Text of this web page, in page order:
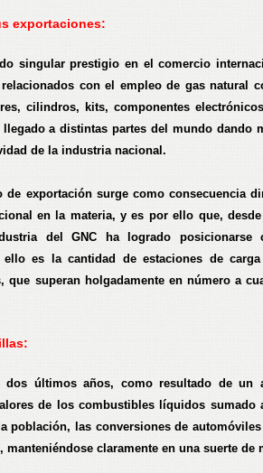
exportaciones:
singular prestigio en el comercio
con el empleo de gas natural
cilindros, kits, componentes
a distintas partes del mundo dando
de la industria nacional.
de exportación surge como consecuencia
en la materia, y es por ello que, desde
del GNC ha logrado posicionarse
es la cantidad de estaciones de
que superan holgadamente en número a
últimos años, como resultado de un
de los combustibles líquidos sumado
población, las conversiones de automóviles
manteniéndose claramente en una suerte de